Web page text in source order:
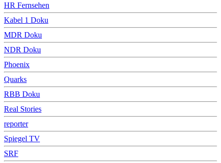
HR Fernsehen
Kabel 1 Doku
MDR Doku
NDR Doku
Phoenix
Quarks
RBB Doku
Real Stories
reporter
Spiegel TV
SRF